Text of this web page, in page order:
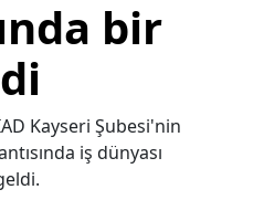
bir
Kayseri Şubesi'nin
iş dünyası